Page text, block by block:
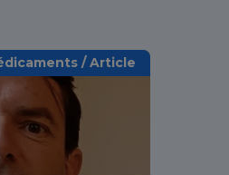
/ Article